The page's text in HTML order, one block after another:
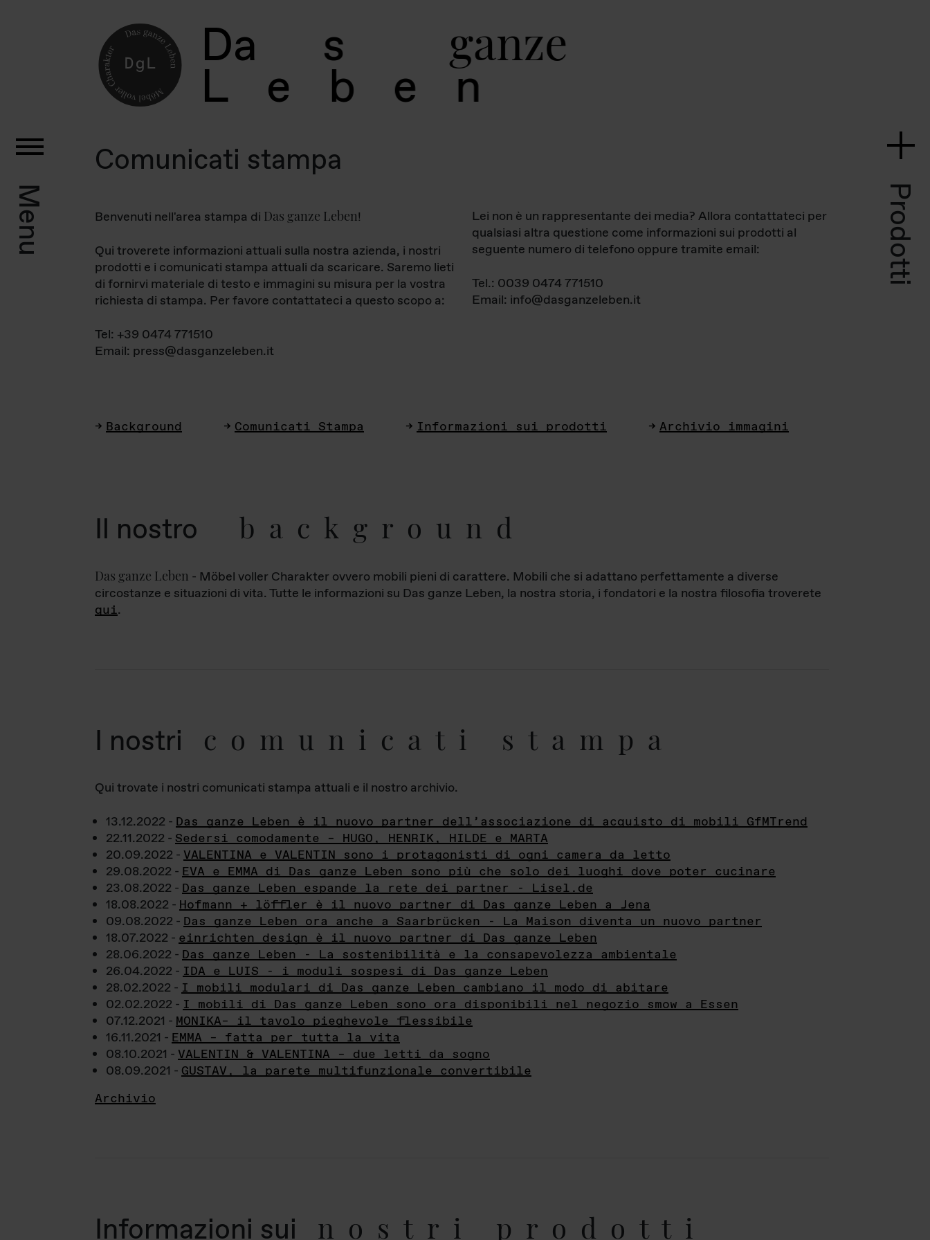
Da s ganz
L e b e
Menu Prodotti
Comunicati stampa
Benvenuti nell'area stampa di Das ganze Leben!
Qui troverete informazioni attuali sulla nostra azienda, i nostri
prodotti e i comunicati stampa attuali da scaricare. Saremo lieti
di fornirvi materiale di testo e immagini su misura per la vostra
richiesta di stampa. Per favore contattateci a questo scopo a:
Tel: +39 0474 771510
Email: press@dasganzeleben.it
Lei non è un rappresentante dei media? Allora contattateci per
qualsiasi altra questione come informazioni sui prodotti al
seguente numero di telefono oppure tramite email:
Tel.: 0039 0474 771510
Email: info@dasganzeleben.it
Background Comunicati Stampa Informazioni sui prodotti Archivio immagini
Il nostro background
Das ganze Leben - Möbel voller Charakter ovvero mobili pieni di carattere. Mobili che si adattano perfettamente a diverse
circostanze e situazioni di vita. Tutte le informazioni su Das ganze Leben, la nostra storia, i fondatori e la nostra filosofia troverete
qui.
I nostri comunicati stampa
Qui trovate i nostri comunicati stampa attuali e il nostro archivio.
13.12.2022 - Das ganze Leben è il nuovo partner dell’associazione di acquisto di mobili GfMTrend
22.11.2022 - Sedersi comodamente – HUGO, HENRIK, HILDE e MARTA
20.09.2022 - VALENTINA e VALENTIN sono i protagonisti di ogni camera da letto
29.08.2022 - EVA e EMMA di Das ganze Leben sono più che solo dei luoghi dove poter cucinare
23.08.2022 - Das ganze Leben espande la rete dei partner - Lisel.de
18.08.2022 - Hofmann + löffler è il nuovo partner di Das ganze Leben a Jena
09.08.2022 - Das ganze Leben ora anche a Saarbrücken - La Maison diventa un nuovo partner
18.07.2022 - einrichten design è il nuovo partner di Das ganze Leben
28.06.2022 - Das ganze Leben - La sostenibilità e la consapevolezza ambientale
26.04.2022 - IDA e LUIS - i moduli sospesi di Das ganze Leben
28.02.2022 - I mobili modulari di Das ganze Leben cambiano il modo di abitare
02.02.2022 - I mobili di Das ganze Leben sono ora disponibili nel negozio smow a Essen
07.12.2021 - MONIKA– il tavolo pieghevole flessibile
16.11.2021 - EMMA – fatta per tutta la vita
08.10.2021 - VALENTIN & VALENTINA – due letti da sogno
08.09.2021 - GUSTAV, la parete multifunzionale convertibile
Archivio
Informazioni sui nostri prodotti